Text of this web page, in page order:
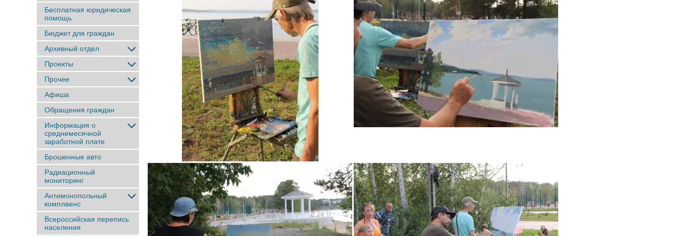
Бесплатная юридическая
помощь
Бюджет для граждан
Архивный отдел
Проекты
Прочее
Афиша
Обращения граждан
Информация о
среднемесячной
заработной плате
Брошенные авто
Радиационный
мониторинг
Антимонопольный
комплаенс
Всероссийская перепись
населения